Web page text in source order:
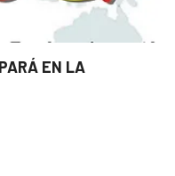
OEA y...